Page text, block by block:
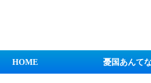
HOME 憂国あんて